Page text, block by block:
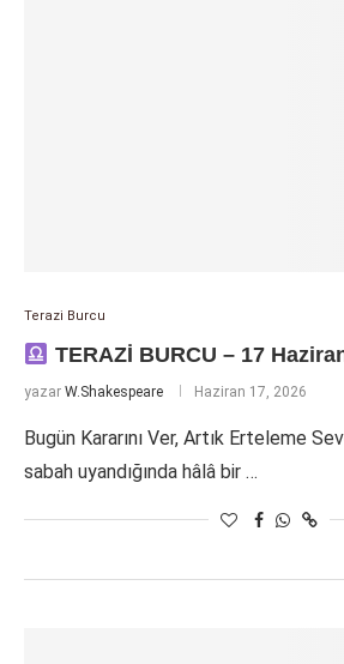
Terazi Burcu
TERAZİ BURCU – 17
yazar W.Shakespeare Haziran 17, 2026
Bugün Kararını Ver, Artık Erteleme
sabah uyandığında hâlâ bir …